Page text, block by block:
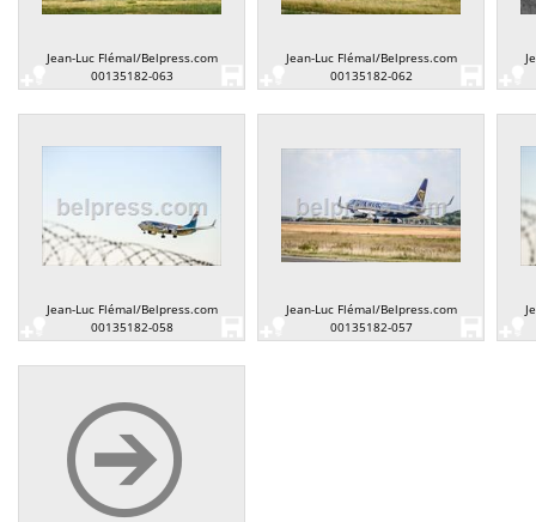
Jean-Luc Flémal/Belpress.com
00135182-063
Jean-Luc Flémal/Belpress.com
00135182-062
Jean-Luc Flémal/Belpress.com
00135182-058
Jean-Luc Flémal/Belpress.com
00135182-057